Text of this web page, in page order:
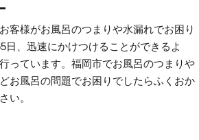
客様がお風呂のつまりや水漏れでお困り
日、迅速にかけつけることができるよ
っています。福岡市でお風呂のつまりや
お風呂の問題でお困りでしたらふくおか
い。